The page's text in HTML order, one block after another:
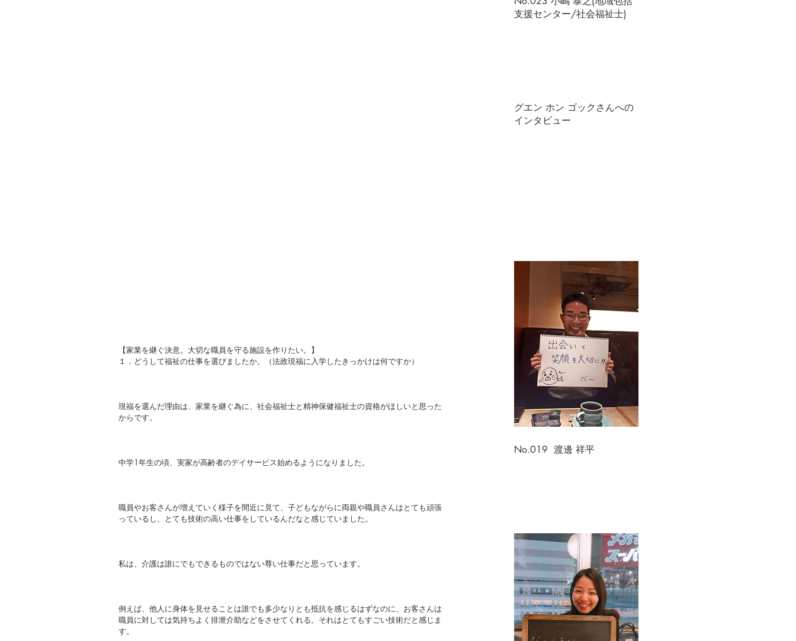
【家業を継ぐ決意。大切な職員を守る施設を作りたい。】
１．どうして福祉の仕事を選びましたか。（法政現福に入学したきっかけは何ですか）
現福を選んだ理由は、家業を継ぐ為に、社会福祉士と精神保健福祉士の資格がほしいと思った
からです。
中学1年生の頃、実家が高齢者のデイサービス始めるようになりました。
職員やお客さんが増えていく様子を間近に見て、子どもながらに両親や職員さんはとても頑張
っているし、とても技術の高い仕事をしているんだなと感じていました。
私は、介護は誰にでもできるものではない尊い仕事だと思っています。
例えば、他人に身体を見せることは誰でも多少なりとも抵抗を感じるはずなのに、お客さんは
職員に対しては気持ちよく排泄介助などをさせてくれる。それはとてもすごい技術だと感じま
す。
支援センター/社会福祉士)
グエン ホン ゴックさんへの
インタビュー
No.019 渡邊 祥平